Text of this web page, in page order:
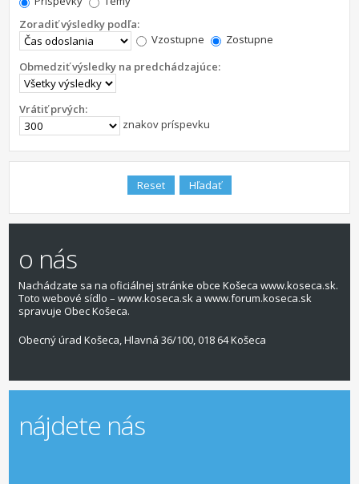
Zoradiť výsledky podľa:
Vzostupne
Zostupne
Obmedziť výsledky na predchádzajúce:
Vrátiť prvých:
znakov príspevku
o nás
Nachádzate sa na oficiálnej stránke obce Košeca www.koseca.sk.
Toto webové sídlo – www.koseca.sk a www.forum.koseca.sk
spravuje Obec Košeca.
Obecný úrad Košeca, Hlavná 36/100, 018 64 Košeca
nájdete nás